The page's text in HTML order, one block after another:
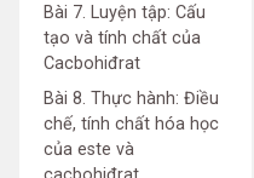
Bài 7. Luyện tập: Cấu
tạo và tính chất của
Cacbohiđrat
Bài 8. Thực hành: Điều
chế, tính chất hóa học
của este và